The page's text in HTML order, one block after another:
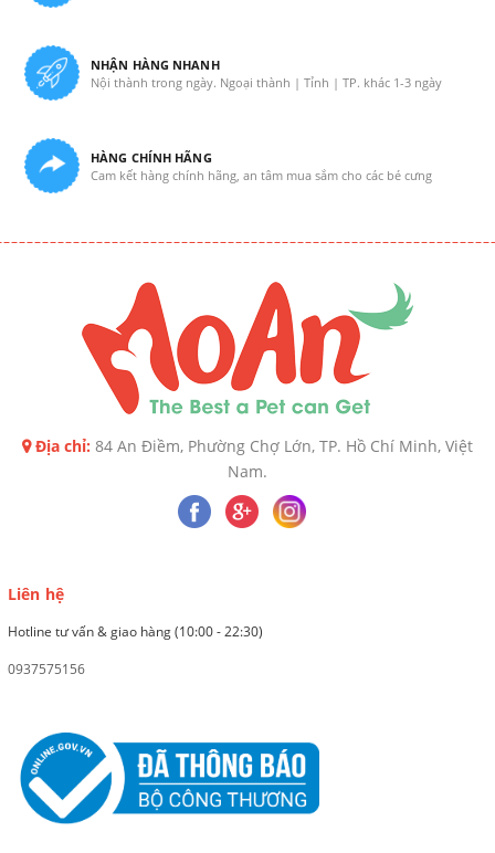
NHẬN HÀNG NHANH
Nội thành trong ngày. Ngoại thành | Tỉnh | TP. khác 1-3 ngày
HÀNG CHÍNH HÃNG
Cam kết hàng chính hãng, an tâm mua sắm cho các bé cưng
Địa chỉ: 84 An Điềm, Phường Chợ Lớn, TP. Hồ Chí Minh, Việt
Nam.
Liên hệ
Hotline tư vấn & giao hàng (10:00 - 22:30)
0937575156